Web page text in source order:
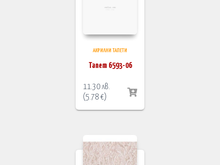
АКРИЛНИ ТАПЕТИ
Тапет 6593-06
11.30лв.
(5.78€)